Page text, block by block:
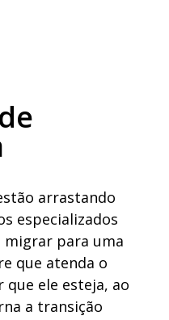
arrastando
especializados
migrar para uma
que atenda o
que ele esteja, ao
a transição